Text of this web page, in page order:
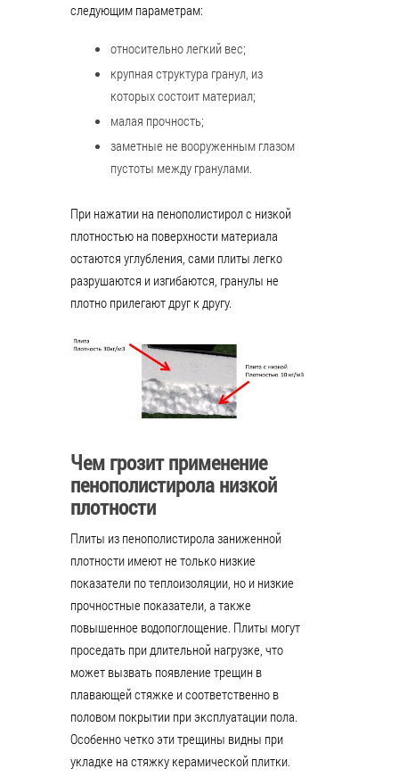
следующим параметрам:
относительно легкий вес;
крупная структура гранул, из
которых состоит материал;
малая прочность;
заметные не вооруженным глазом
пустоты между гранулами.
При нажатии на пенополистирол с низкой
плотностью на поверхности материала
остаются углубления, сами плиты легко
разрушаются и изгибаются, гранулы не
плотно прилегают друг к другу.
Чем грозит применение
пенополистирола низкой
плотности
Плиты из пенополистирола заниженной
плотности имеют не только низкие
показатели по теплоизоляции, но и низкие
прочностные показатели, а также
повышенное водопоглощение. Плиты могут
проседать при длительной нагрузке, что
может вызвать появление трещин в
плавающей стяжке и соответственно в
половом покрытии при эксплуатации пола.
Особенно четко эти трещины видны при
укладке на стяжку керамической плитки.